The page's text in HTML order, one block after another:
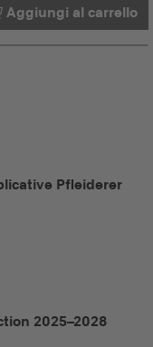
Aggiungi al carrello
nel tuo
Pfleiderer
2025–2028